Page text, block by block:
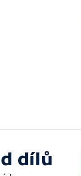
dílů